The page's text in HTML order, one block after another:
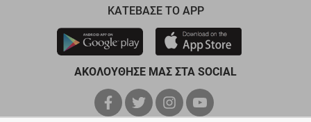
ΚΑΤΕΒΑΣΕ ΤΟ APP
ΑΚΟΛΟΥΘΗΣΕ ΜΑΣ ΣΤΑ SOCIAL